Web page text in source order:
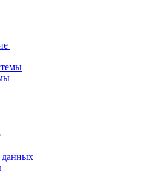
данных